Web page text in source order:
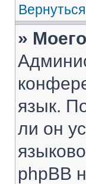
»
язык.
ли он
phpBB